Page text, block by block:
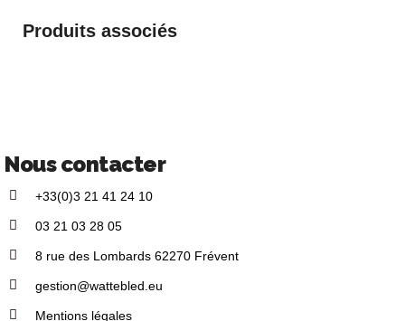
Produits associés
Nous contacter
+33(0)3 21 41 24 10
03 21 03 28 05
8 rue des Lombards 62270 Frévent
gestion@wattebled.eu
Mentions légales